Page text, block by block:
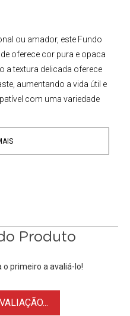
ou amador, este Fundo
oferece cor pura e opaca
a textura delicada oferece
aumentando a vida útil e
com uma variedade
garantindo maior
qualidade
Cream Yellow
Produto
o primeiro a avaliá-lo!